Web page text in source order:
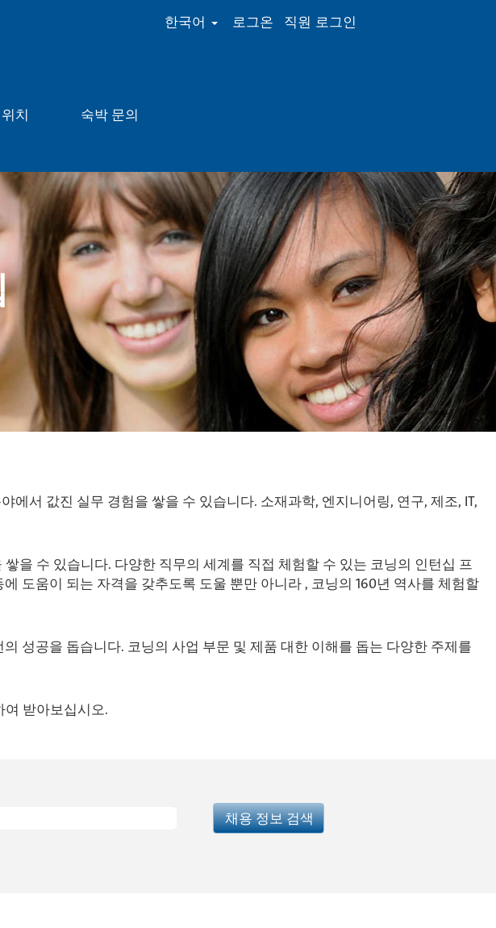
한국어 로그온 직원 로그인
위치 숙박 문의
서 값진 실무 경험을 쌓을 수 있습니다. 소재과학, 엔지니어링, 연구, 제조, IT,
을 수 있습니다. 다양한 직무의 세계를 직접 체험할 수 있는 코닝의 인턴십 프
도움이 되는 자격을 갖추도록 도울 뿐만 아니라 , 코닝의 160년 역사를 체험할
성공을 돕습니다. 코닝의 사업 부문 및 제품 대한 이해를 돕는 다양한 주제를
여 받아보십시오.